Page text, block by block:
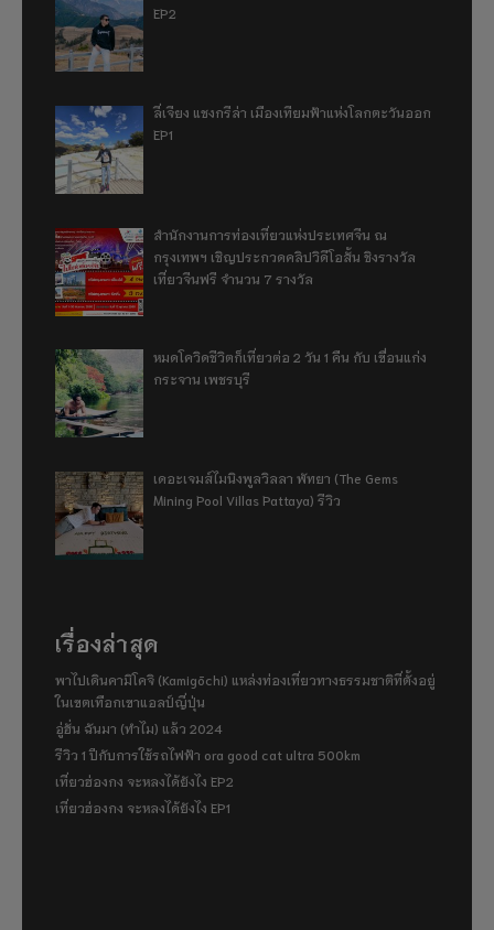
EP2
ลี่เจียง แชงกรีล่า เมืองเทียมฟ้าแห่งโลกตะวันออก
EP1
สำนักงานการท่องเที่ยวแห่งประเทศจีน ณ
กรุงเทพฯ เชิญประกวดคลิปวิดีโอสั้น ชิงรางวัล
เที่ยวจีนฟรี จำนวน 7 รางวัล
หมดโควิดชีวิตก็เที่ยวต่อ 2 วัน 1 คืน กับ เขื่อนแก่ง
กระจาน เพชรบุรี
เดอะเจมส์ไมนิงพูลวิลลา พัทยา (The Gems
Mining Pool Villas Pattaya) รีวิว
เรื่องล่าสุด
พาไปเดินคามิโคจิ (Kamigōchi) แหล่งท่องเที่ยวทางธรรมชาติที่ตั้งอยู่
ในเขตเทือกเขาแอลป์ญี่ปุ่น
อู่ฮั่น ฉันมา (ทำไม) แล้ว 2024
รีวิว 1 ปีกับการใช้รถไฟฟ้า ora good cat ultra 500km
เที่ยวฮ่องกง จะหลงได้ยังไง EP2
เที่ยวฮ่องกง จะหลงได้ยังไง EP1